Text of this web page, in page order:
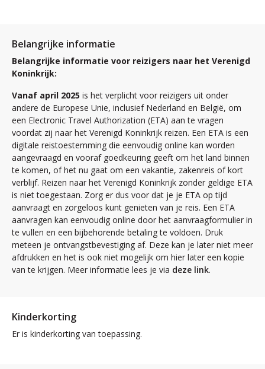
Belangrijke informatie
Belangrijke informatie voor reizigers naar het Verenigd
Koninkrijk:
Vanaf april 2025 is het verplicht voor reizigers uit onder
andere de Europese Unie, inclusief Nederland en België, om
een Electronic Travel Authorization (ETA) aan te vragen
voordat zij naar het Verenigd Koninkrijk reizen. Een ETA is een
digitale reistoestemming die eenvoudig online kan worden
aangevraagd en vooraf goedkeuring geeft om het land binnen
te komen, of het nu gaat om een vakantie, zakenreis of kort
verblijf. Reizen naar het Verenigd Koninkrijk zonder geldige ETA
is niet toegestaan. Zorg er dus voor dat je je ETA op tijd
aanvraagt en zorgeloos kunt genieten van je reis. Een ETA
aanvragen kan eenvoudig online door het aanvraagformulier in
te vullen en een bijbehorende betaling te voldoen. Druk
meteen je ontvangstbevestiging af. Deze kan je later niet meer
afdrukken en het is ook niet mogelijk om hier later een kopie
van te krijgen. Meer informatie lees je via deze link.
Kinderkorting
Er is kinderkorting van toepassing.